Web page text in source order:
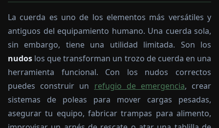
La cuerda es uno de los elementos más versátiles y
antiguos del equipamiento humano. Una cuerda sola,
sin embargo, tiene una utilidad limitada. Son los
nudos los que transforman un trozo de cuerda en una
herramienta funcional. Con los nudos correctos
puedes construir un refugio de emergencia, crear
sistemas de poleas para mover cargas pesadas,
asegurar tu equipo, fabricar trampas para alimento,